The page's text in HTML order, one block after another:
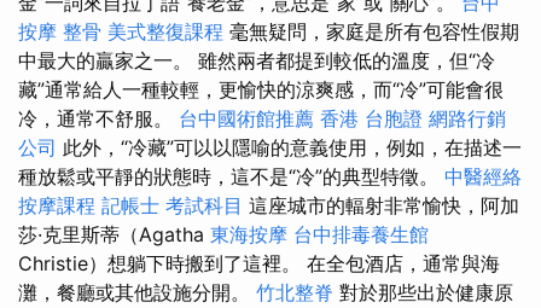
按摩 整骨 美式整復課程 毫無疑問，家庭是所有包容性假期
中最大的贏家之一。 雖然兩者都提到較低的溫度，但“冷
藏”通常給人一種較輕，更愉快的涼爽感，而“冷”可能會很
冷，通常不舒服。 台中國術館推薦 香港 台胞證 網路行銷
公司 此外，“冷藏”可以以隱喻的意義使用，例如，在描述一
種放鬆或平靜的狀態時，這不是“冷”的典型特徵。 中醫經絡
按摩課程 記帳士 考試科目 這座城市的輻射非常愉快，阿加
莎·克里斯蒂（Agatha 東海按摩 台中排毒養生館
Christie）想躺下時搬到了這裡。 在全包酒店，通常與海
灘，餐廳或其他設施分開。 竹北整脊 對於那些出於健康原